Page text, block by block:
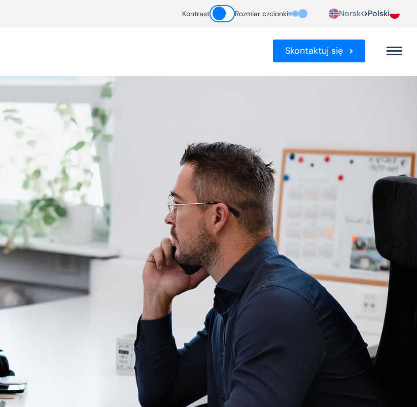
Kontrast Rozmiar czcionki Norsk Polski
Skontaktuj się